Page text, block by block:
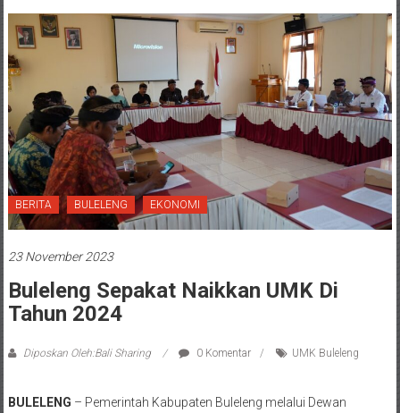
BERITA BULELENG EKONOMI
23 November 2023
Buleleng Sepakat Naikkan UMK Di
Tahun 2024
Diposkan Oleh:Bali Sharing 0 Komentar UMK Buleleng
BULELENG – Pemerintah Kabupaten Buleleng melalui Dewan